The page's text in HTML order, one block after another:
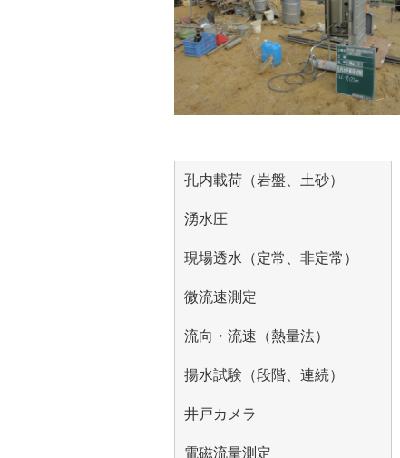
孔内載荷（岩盤、土砂）
湧水圧
現場透水（定常、非定常）
微流速測定
流向・流速（熱量法）
揚水試験（段階、連続）
井戸カメラ
電磁流量測定